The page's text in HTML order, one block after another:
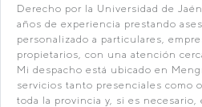
Derecho por la Universidad de
años de experiencia prestando
personalizado a particulares,
propietarios, con una atención
Mi despacho está ubicado en
servicios tanto presenciales como
toda la provincia y, si es necesario,